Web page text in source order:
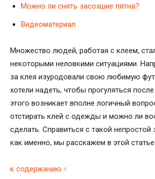
Можно ли снять засохшие пятна?
Видеоматериал
Множество людей, работая с клеем,
некоторыми неловкими ситуациями.
за клея изуродовали свою любимую
хотели надеть, чтобы прогуляться
этого возникает вполне логичный
отстирать клей с одежды и можно ли
сделать. Справиться с такой
как именно, мы расскажем в этой статье.
к содержанию ↑